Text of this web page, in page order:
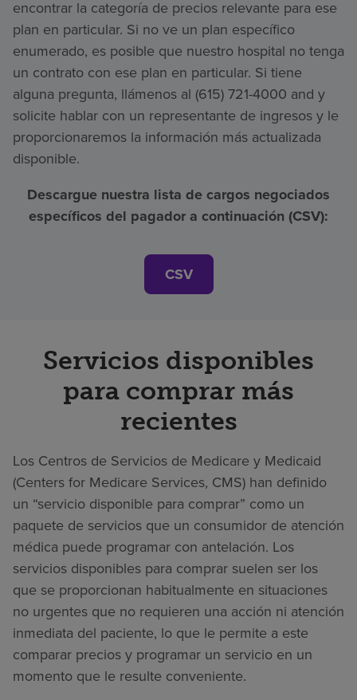
encontrar la categoría de precios relevante para ese
plan en particular. Si no ve un plan específico
enumerado, es posible que nuestro hospital no tenga
un contrato con ese plan en particular. Si tiene
alguna pregunta, llámenos al (615) 721-4000 and y
solicite hablar con un representante de ingresos y le
proporcionaremos la información más actualizada
disponible.
Descargue nuestra lista de cargos negociados
específicos del pagador a continuación (CSV):
CSV
Servicios disponibles
para comprar más
recientes
Los Centros de Servicios de Medicare y Medicaid
(Centers for Medicare Services, CMS) han definido
un “servicio disponible para comprar” como un
paquete de servicios que un consumidor de atención
médica puede programar con antelación. Los
servicios disponibles para comprar suelen ser los
que se proporcionan habitualmente en situaciones
no urgentes que no requieren una acción ni atención
inmediata del paciente, lo que le permite a este
comparar precios y programar un servicio en un
momento que le resulte conveniente.